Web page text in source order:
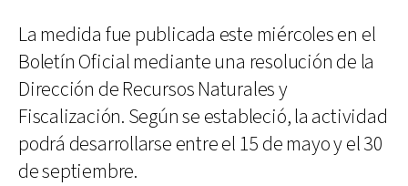
La medida fue publicada este miércoles en el
Boletín Oficial mediante una resolución de la
Dirección de Recursos Naturales y
Fiscalización. Según se estableció, la actividad
podrá desarrollarse entre el 15 de mayo y el 30
de septiembre.